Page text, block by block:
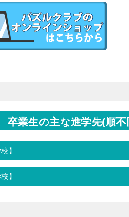
卒業生の主な進学先(順不
】
】